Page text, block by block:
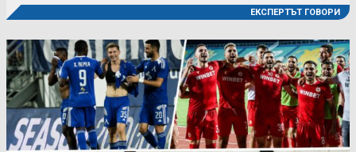
ЕКСПЕРТЪТ ГОВОРИ